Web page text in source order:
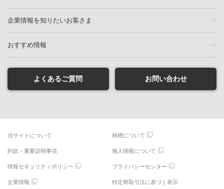
企業情報を知りたいお客さま
おすすめ情報
よくあるご質問 お問い合わせ
当サイトについて 商標について
約款・重要説明事項 個人情報について
情報セキュリティポリシー プライバシーセンター
企業情報 特定商取引法に基づく表示